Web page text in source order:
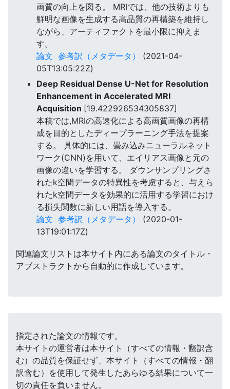
画質の向上を図る。 MRIでは、他の技術よりも
鮮明な画像を生成する高品質の再構築を維持し
ながら、アーティファクトを最小限に抑えま
す。
論文 参考訳（メタデータ）
(2021-04-
05T13:05:22Z)
Deep Residual Dense U-Net for Resolution
Enhancement in Accelerated MRI
Acquisition [19.422926534305837]
本稿では,MRIの高速化による高画質画像の再構
成を目的としたディープラーニング手法を提案
する。 具体的には、畳み込みニューラルネット
ワーク(CNN)を用いて、エイリアス画像と元の
画像の違いを学習する。 ダウンサンプリングさ
れたk空間データの特異性を考慮すると、与えら
れたk空間データを効果的に活用する学習におけ
る損失関数に新しい用語を導入する。
論文 参考訳（メタデータ）
(2020-01-
13T19:01:17Z)
関連論文リストは本サイト内にある論文のタイトル・
アブストラクトから自動的に作成しています。
指定された論文の情報です。
本サイトの運営者は本サイト（すべての情報・翻訳含
む）の品質を保証せず、本サイト（すべての情報・翻
訳含む）を使用して発生したあらゆる結果について一
切の責任を負いません。